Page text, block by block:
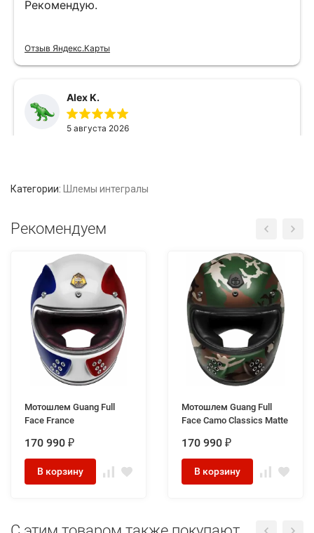
Категории: Шлемы интегралы
Рекомендуем
Мотошлем Guang Full
Face France
170 990 ₽
В корзину
Мотошлем Guang Full
Face Camo Classics Matte
170 990 ₽
В корзину